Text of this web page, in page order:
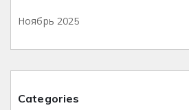
Ноябрь 2025
Categories